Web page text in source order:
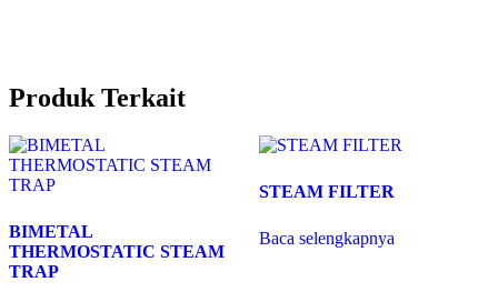
Produk Terkait
BIMETAL
THERMOSTATIC STEAM
TRAP
STEAM FILTER
Baca selengkapnya